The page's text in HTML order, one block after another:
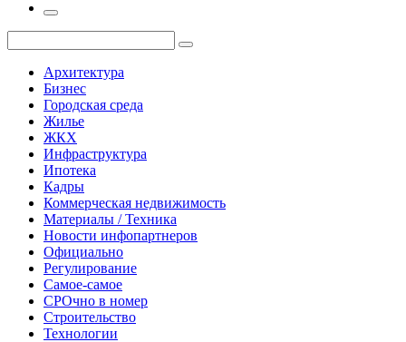
Архитектура
Бизнес
Городская среда
Жилье
ЖКХ
Инфраструктура
Ипотека
Кадры
Коммерческая недвижимость
Материалы / Техника
Новости инфопартнеров
Официально
Регулирование
Самое-самое
СРОчно в номер
Строительство
Технологии